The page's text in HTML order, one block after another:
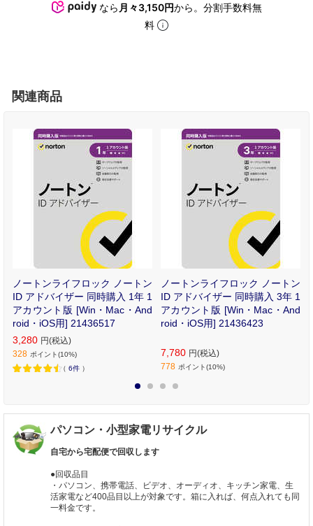
なら 月々3,150円から。分割手数料無
料
関連商品
ノートンライフロック ノートン
ID アドバイザー 同時購入 1年 1
アカウント版 [Win・Mac・And
roid・iOS用] 21436517
3,280 円(税込)
328 ポイント(10%)
（ 6件 ）
ノートンライフロック ノートン
ID アドバイザー 同時購入 3年 1
アカウント版 [Win・Mac・And
roid・iOS用] 21436423
7,780 円(税込)
778 ポイント(10%)
パソコン・小型家電リサイクル
自宅から宅配便で回収します
●回収品目
・パソコン、携帯電話、ビデオ、オーディオ、キッチン家電、生
活家電など400品目以上が対象です。箱に入れば、何点入れても同
一料金です。